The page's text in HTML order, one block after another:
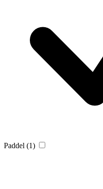
Paddel (1)